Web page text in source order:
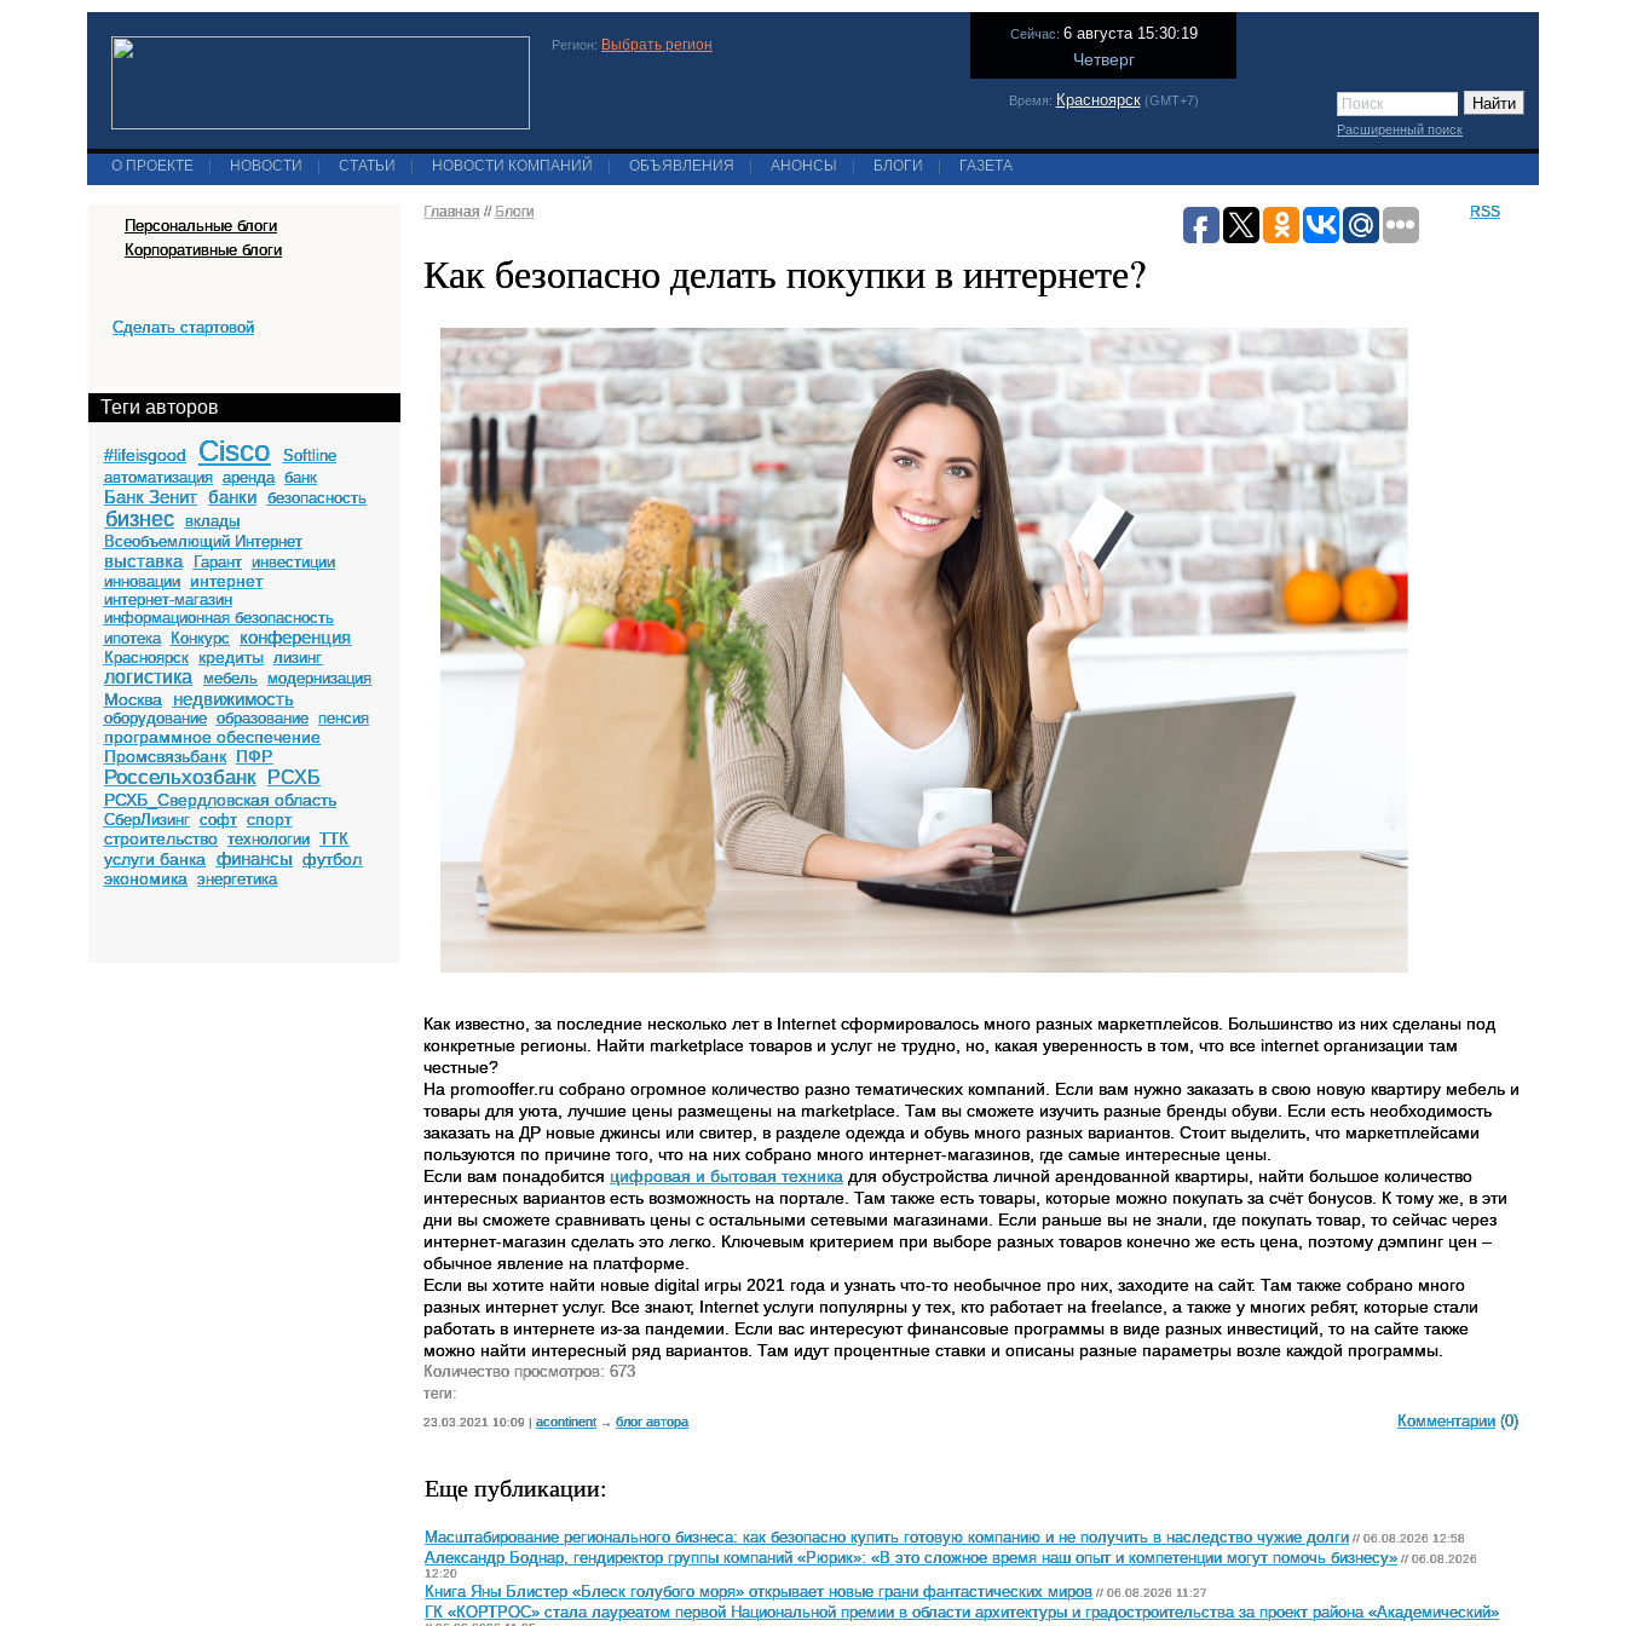
Регион: Выбрать регион
Сейчас: 6 августа 15:30:19
Четверг
Время: Красноярск(GMT+7)
Расширенный поиск
О ПРОЕКТЕ НОВОСТИ СТАТЬИ НОВОСТИ КОМПАНИЙ ОБЪЯВЛЕНИЯ АНОНСЫ БЛОГИ ГАЗЕТА
Персональные блоги
Корпоративные блоги
Сделать стартовой
Теги авторов
#lifeisgood Cisco
Softline
автоматизация аренда банк
Банк Зенит банки безопасность
бизнес
вклады
Всеобъемлющий Интернет
выставка Гарант инвестиции
инновации
интернет
интернет-магазин
информационная безопасность
ипотека
Конкурс конференция
Красноярск кредиты лизинг
логистика мебель модернизация
Москва недвижимость
оборудование образование пенсия
программное обеспечение
Промсвязьбанк ПФР
Россельхозбанк РСХБ
РСХБ_Свердловская область
СберЛизинг софт спорт
строительство технологии ТТК
услуги банка финансы футбол
экономика
энергетика
Главная // Блоги RSS
Как безопасно делать покупки в интернете?
Как известно, за последние несколько лет в Internet сформировалось много разных маркетплейсов. Большинство из них сделаны под
конкретные регионы. Найти marketplace товаров и услуг не трудно, но, какая уверенность в том, что все internet организации там
честные?
На promooffer.ru собрано огромное количество разно тематических компаний. Если вам нужно заказать в свою новую квартиру мебель и
товары для уюта, лучшие цены размещены на marketplace. Там вы сможете изучить разные бренды обуви. Если есть необходимость
заказать на ДР новые джинсы или свитер, в разделе одежда и обувь много разных вариантов. Стоит выделить, что маркетплейсами
пользуются по причине того, что на них собрано много интернет-магазинов, где самые интересные цены.
Если вам понадобится цифровая и бытовая техника для обустройства личной арендованной квартиры, найти большое количество
интересных вариантов есть возможность на портале. Там также есть товары, которые можно покупать за счёт бонусов. К тому же, в эти
дни вы сможете сравнивать цены с остальными сетевыми магазинами. Если раньше вы не знали, где покупать товар, то сейчас через
интернет-магазин сделать это легко. Ключевым критерием при выборе разных товаров конечно же есть цена, поэтому дэмпинг цен –
обычное явление на платформе.
Если вы хотите найти новые digital игры 2021 года и узнать что-то необычное про них, заходите на сайт. Там также собрано много
разных интернет услуг. Все знают, Internet услуги популярны у тех, кто работает на freelance, а также у многих ребят, которые стали
работать в интернете из-за пандемии. Если вас интересуют финансовые программы в виде разных инвестиций, то на сайте также
можно найти интересный ряд вариантов. Там идут процентные ставки и описаны разные параметры возле каждой программы.
Количество просмотров: 673
теги:
23.03.2021 10:09 | acontinent → блог автора Комментарии (0)
Еще публикации:
Масштабирование регионального бизнеса: как безопасно купить готовую компанию и не получить в наследство чужие долги // 06.08.2026 12:58
Александр Боднар, гендиректор группы компаний «Рюрик»: «В это сложное время наш опыт и компетенции могут помочь бизнесу» // 06.08.2026
12:20
Книга Яны Блистер «Блеск голубого моря» открывает новые грани фантастических миров // 06.08.2026 11:27
ГК «КОРТРОС» стала лауреатом первой Национальной премии в области архитектуры и градостроительства за проект района «Академический»